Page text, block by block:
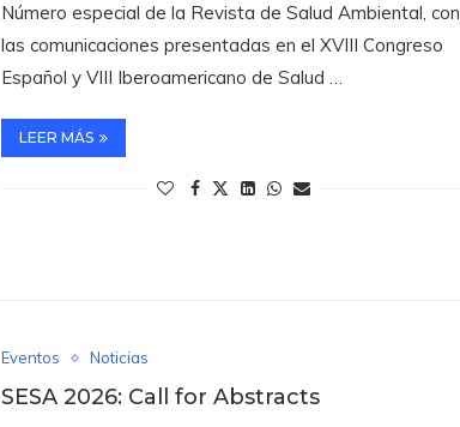
Número especial de la Revista de Salud Ambiental, con
las comunicaciones presentadas en el XVIII Congreso
Español y VIII Iberoamericano de Salud …
LEER MÁS
Eventos Noticias
SESA 2026: Call for Abstracts